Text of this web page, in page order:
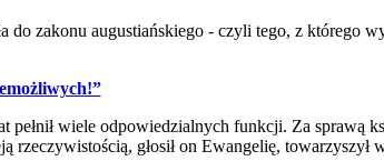
zakonu augustiańskiego - czyli tego, z którego
pełnił wiele odpowiedzialnych funkcji. Za sprawą
rzeczywistością, głosił on Ewangelię, towarzyszył